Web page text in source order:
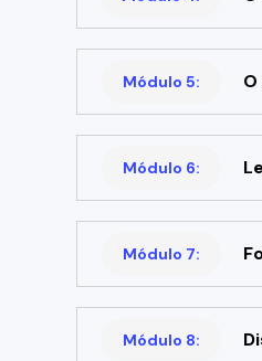
Módulo 5:
Módulo 6:
Módulo 7:
Módulo 8: